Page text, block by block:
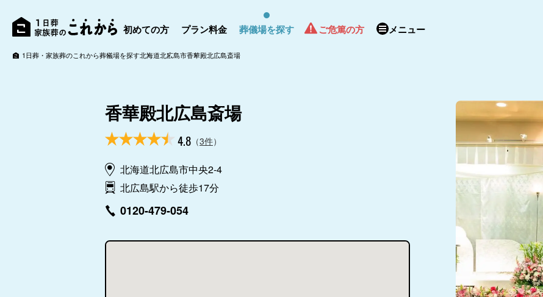
初めての方 プラン料金 葬儀場を探す ご危篤の方 メニュー
1日葬・家族葬のこれから葬儀場を探す北海道北広島市香華殿北広島斎場
香華殿北広島斎場
4.8 （3件）
北海道北広島市中央2-4
北広島駅から徒歩17分
0120-479-054